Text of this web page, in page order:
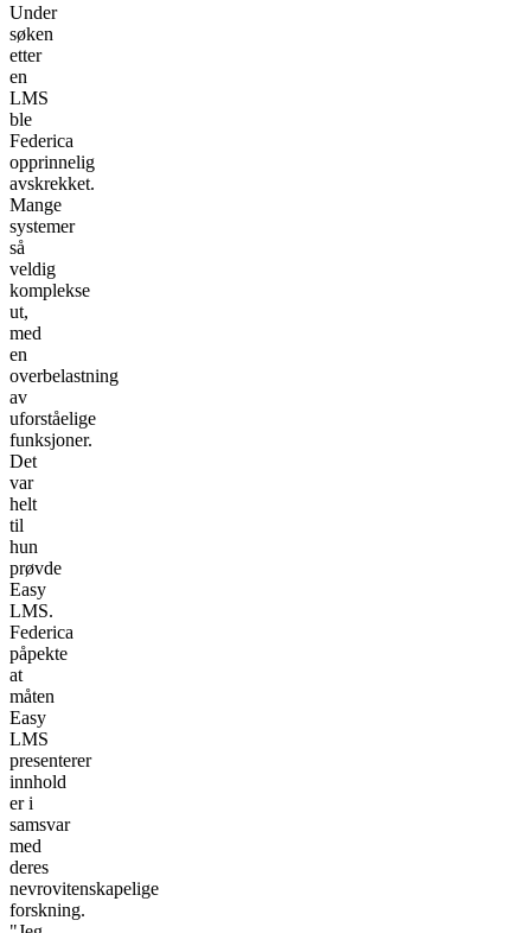
Under
søken
etter
en
LMS
ble
Federica
opprinnelig
avskrekket.
Mange
systemer
så
veldig
komplekse
ut,
med
en
overbelastning
av
uforståelige
funksjoner.
Det
var
helt
til
hun
prøvde
Easy
LMS.
Federica
påpekte
at
måten
Easy
LMS
presenterer
innhold
er i
samsvar
med
deres
nevrovitenskapelige
forskning.